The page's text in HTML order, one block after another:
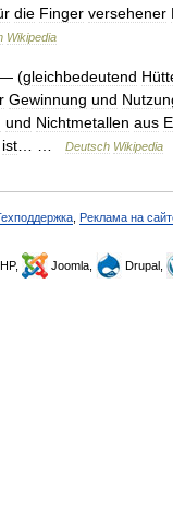
die Finger versehener
Wikipedia
(gleichbedeutend
Gewinnung und
und Nichtmetallen aus
ist Deutsch Wikipedia
Реклама на
Joomla, Drupal,